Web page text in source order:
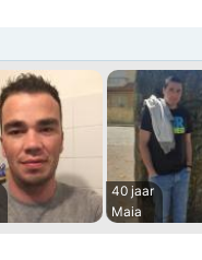
40 jaar
Maia